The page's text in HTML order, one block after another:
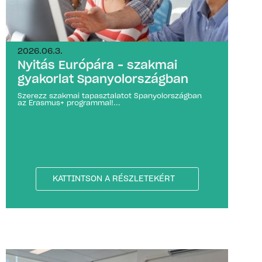
2026.06.3.
Nyitás Európára – szakmai
gyakorlat Spanyolországban
Szerezz szakmai tapasztalatot Spanyolországban
az Erasmus+ programmal!...
KATTINTSON A RÉSZLETEKÉRT